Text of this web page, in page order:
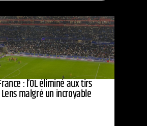
: l’OL éliminé aux tirs
malgré un incroyable